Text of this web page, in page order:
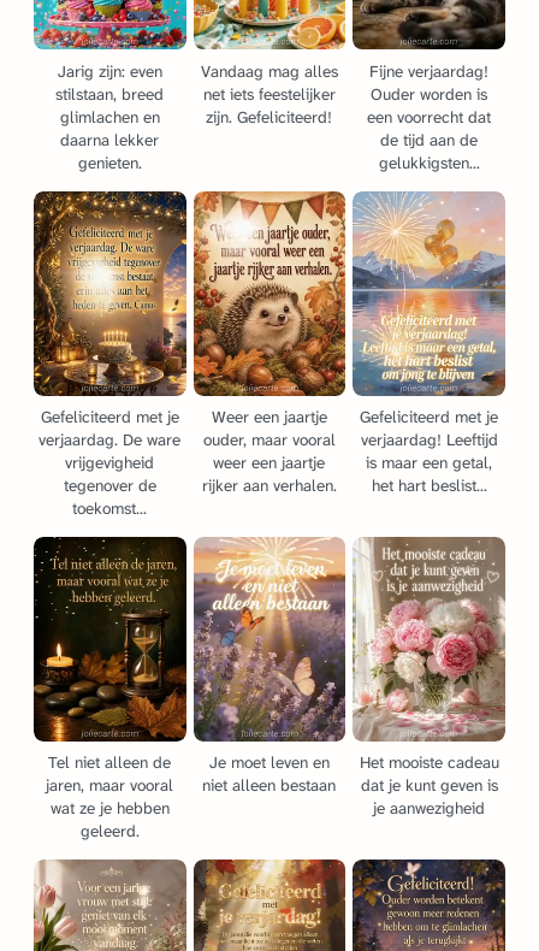
Jarig zijn: even
stilstaan, breed
glimlachen en
daarna lekker
genieten.
Vandaag mag alles
net iets feestelijker
zijn. Gefeliciteerd!
Fijne verjaardag!
Ouder worden is
een voorrecht dat
de tijd aan de
gelukkigsten...
Gefeliciteerd met je
verjaardag. De ware
vrijgevigheid
tegenover de
toekomst...
Weer een jaartje
ouder, maar vooral
weer een jaartje
rijker aan verhalen.
Gefeliciteerd met je
verjaardag! Leeftijd
is maar een getal,
het hart beslist...
Tel niet alleen de
jaren, maar vooral
wat ze je hebben
geleerd.
Je moet leven en
niet alleen bestaan
Het mooiste cadeau
dat je kunt geven is
je aanwezigheid